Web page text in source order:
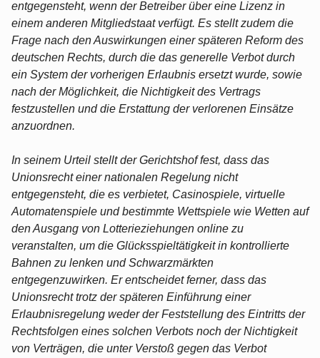
entgegensteht, wenn der Betreiber über eine Lizenz in
einem anderen Mitgliedstaat verfügt. Es stellt zudem die
Frage nach den Auswirkungen einer späteren Reform des
deutschen Rechts, durch die das generelle Verbot durch
ein System der vorherigen Erlaubnis ersetzt wurde, sowie
nach der Möglichkeit, die Nichtigkeit des Vertrags
festzustellen und die Erstattung der verlorenen Einsätze
anzuordnen.
In seinem Urteil stellt der Gerichtshof fest, dass das
Unionsrecht einer nationalen Regelung nicht
entgegensteht, die es verbietet, Casinospiele, virtuelle
Automatenspiele und bestimmte Wettspiele wie Wetten auf
den Ausgang von Lotterieziehungen online zu
veranstalten, um die Glücksspieltätigkeit in kontrollierte
Bahnen zu lenken und Schwarzmärkten
entgegenzuwirken. Er entscheidet ferner, dass das
Unionsrecht trotz der späteren Einführung einer
Erlaubnisregelung weder der Feststellung des Eintritts der
Rechtsfolgen eines solchen Verbots noch der Nichtigkeit
von Verträgen, die unter Verstoß gegen das Verbot